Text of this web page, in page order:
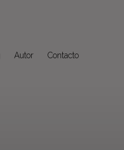
Autor Contacto